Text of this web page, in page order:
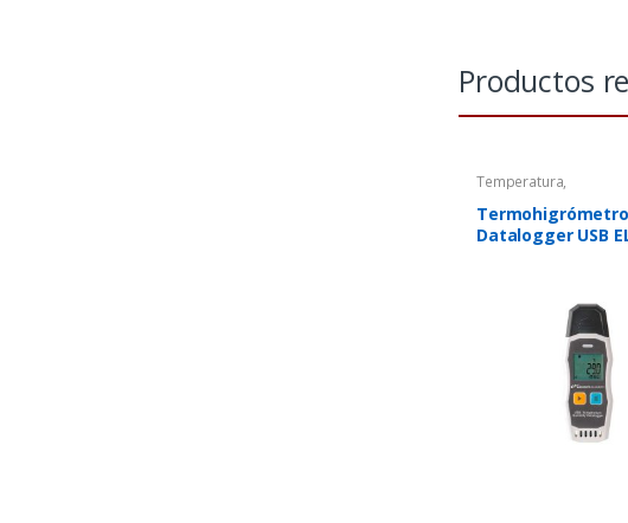
Productos
Temperatura,
Termohigrometros
Termohigrómetro
Datalogger USB